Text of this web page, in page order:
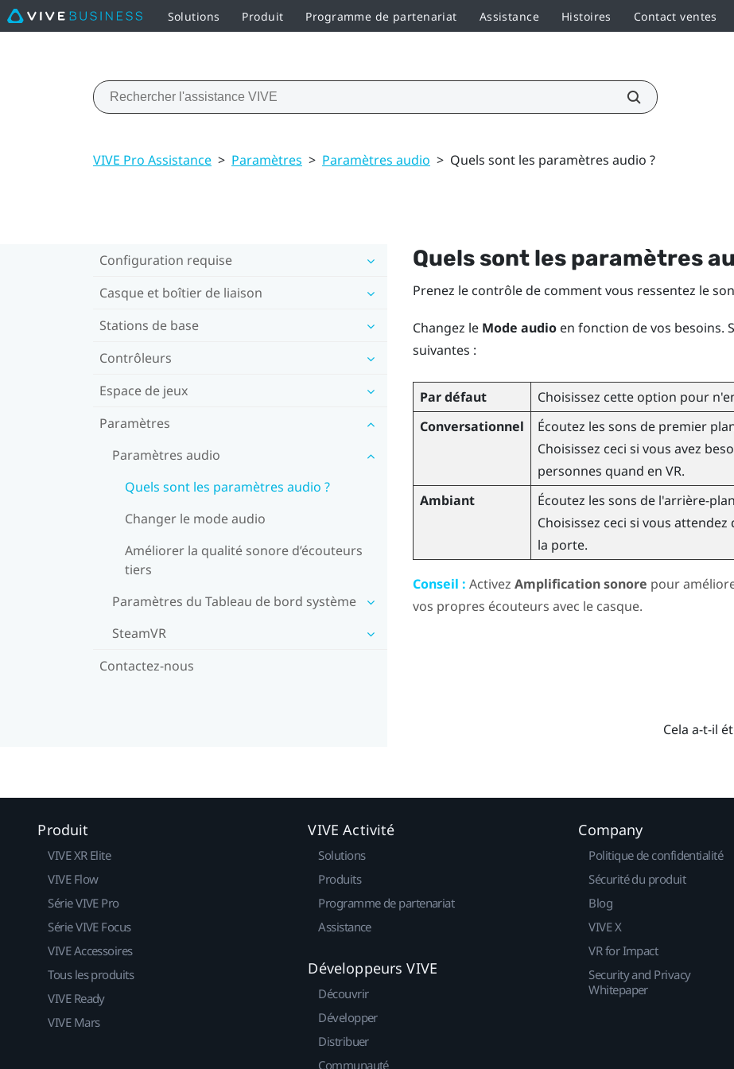
Solutions Produit Programme de partenariat Assistance Histoires Contact ventes
VIVE Pro Assistance > Paramètres > Paramètres audio > Quels sont les paramètres audio ?
Configuration requise
Casque et boîtier de liaison
Stations de base
Contrôleurs
Espace de jeux
Paramètres
Paramètres audio
Quels sont les paramètres audio ?
Changer le mode audio
Améliorer la qualité sonore d’écouteurs
tiers
Paramètres du Tableau de bord système
SteamVR
Contactez-nous
Quels sont les paramètres
Prenez le contrôle de comment vous ressentez le
Changez le Mode audioen fonction de vos besoins.
suivantes :
Par défaut
Choisissez cette option pour
Conversationnel
Écoutez les sons de premier
Choisissez ceci si vous avez
personnes quand en VR.
Ambiant
Écoutez les sons de l'arrière-
Choisissez ceci si vous
la porte.
Conseil : Activez Amplification sonore pour
vos propres écouteurs avec le casque.
Cela a-t-il
Produit
VIVE XR Elite
VIVE Flow
Série VIVE Pro
Série VIVE Focus
VIVE Accessoires
Tous les produits
VIVE Ready
VIVE Mars
VIVE Activité
Solutions
Produits
Programme de partenariat
Assistance
Développeurs VIVE
Découvrir
Développer
Distribuer
Communauté
Company
Politique de confidentialité
Sécurité du produit
Blog
VIVE X
VR for Impact
Security and Privacy
Whitepaper